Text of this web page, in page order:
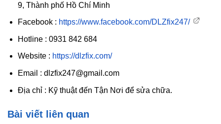
9, Thành phố Hồ Chí Minh
Facebook : https://www.facebook.com/DLZfix247/
Hotline : 0931 842 684
Website : https://dlzfix.com/
Email : dlzfix247@gmail.com
Địa chỉ : Kỹ thuật đến Tận Nơi để sửa chữa.
Bài viết liên quan